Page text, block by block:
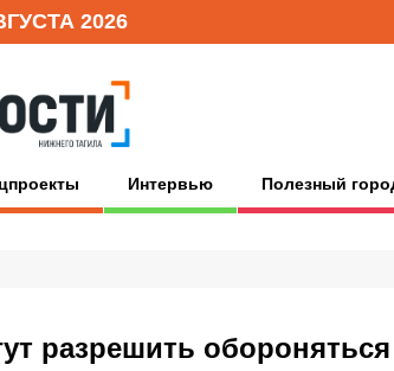
2026
Интервью Полезный
разрешить